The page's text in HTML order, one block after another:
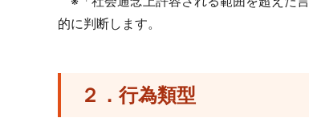
的に判断します。
２．行為類型